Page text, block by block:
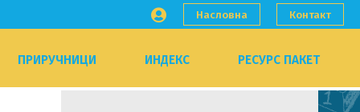
Насловна Контакт
ПРИРУЧНИЦИ ИНДЕКС РЕСУРС ПАКЕТ